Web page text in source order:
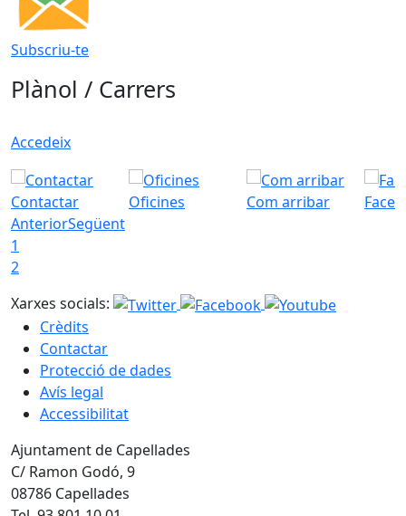
Subscriu-te
Plànol / Carrers
Accedeix
Contactar Oficines Com arribar
AnteriorSegüent
1
2
Xarxes socials:
Crèdits
Contactar
Protecció de dades
Avís legal
Accessibilitat
Ajuntament de Capellades
C/ Ramon Godó, 9
08786 Capellades